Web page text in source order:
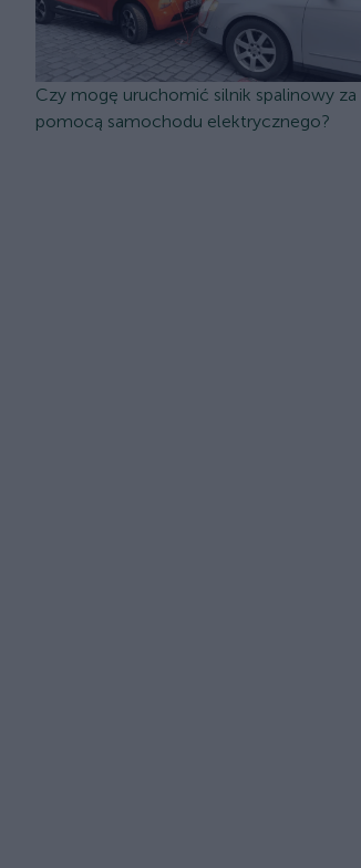
Czy mogę uruchomić silnik spalinowy za
pomocą samochodu elektrycznego?